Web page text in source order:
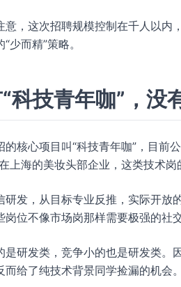
意，这次招聘规模控制在千人以内
少而精”策略。
科技青年咖”，没
的核心项目叫“科技青年咖”，目前
上海的美妆头部企业，这类技术
研发，从目标专业反推，实际开放
岗位不像市场岗那样需要极强的社
是研发类，竞争小的也是研发类。
而给了纯技术背景同学捡漏的机会。